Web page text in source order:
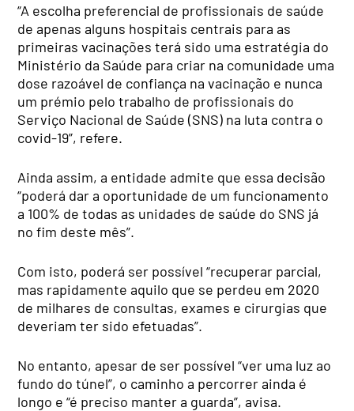
“A escolha preferencial de profissionais de saúde
de apenas alguns hospitais centrais para as
primeiras vacinações terá sido uma estratégia do
Ministério da Saúde para criar na comunidade uma
dose razoável de confiança na vacinação e nunca
um prémio pelo trabalho de profissionais do
Serviço Nacional de Saúde (SNS) na luta contra o
covid-19”, refere.
Ainda assim, a entidade admite que essa decisão
“poderá dar a oportunidade de um funcionamento
a 100% de todas as unidades de saúde do SNS já
no fim deste mês”.
Com isto, poderá ser possível “recuperar parcial,
mas rapidamente aquilo que se perdeu em 2020
de milhares de consultas, exames e cirurgias que
deveriam ter sido efetuadas”.
No entanto, apesar de ser possível “ver uma luz ao
fundo do túnel”, o caminho a percorrer ainda é
longo e “é preciso manter a guarda”, avisa.